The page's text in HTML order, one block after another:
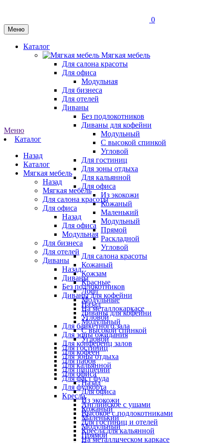
0
Меню
Каталог
Мягкая мебель
Для салона красоты
Для офиса
Модульная
Для бизнеса
Для отелей
Диваны
Без подлокотников
Диваны для кофейни
Модульный
С высокой спинкой
Угловой
Для гостиниц
Для зоны отдыха
Для кальянной
Для офиса
Из экокожи
Кожаный
Маленький
Модульный
Прямой
Раскладной
Угловой
Для салона красоты
Кожаный
Кожзам
Красные
Лофт
Модульные
На металлокаркасе
Угловой
Для банкетного зала
Для зоны ожидания
Для конференц залов
Для кофеен
Для пабов
Для пиццерии
Для фаст фуда
Для фудкорта
Кресла
Английское с ушами
Высокое с подлокотниками
Для гостиниц и отелей
Кресла для кальянной
На металлическом каркасе
Меню
Каталог
Назад
Каталог
Мягкая мебель
Назад
Мягкая мебель
Для салона красоты
Для офиса
Назад
Для офиса
Модульная
Для бизнеса
Для отелей
Диваны
Назад
Диваны
Без подлокотников
Диваны для кофейни
Назад
Диваны для кофейни
Модульный
С высокой спинкой
Угловой
Для гостиниц
Для зоны отдыха
Для кальянной
Для офиса
Назад
Для офиса
Из экокожи
Кожаный
Маленький
Модульный
Прямой